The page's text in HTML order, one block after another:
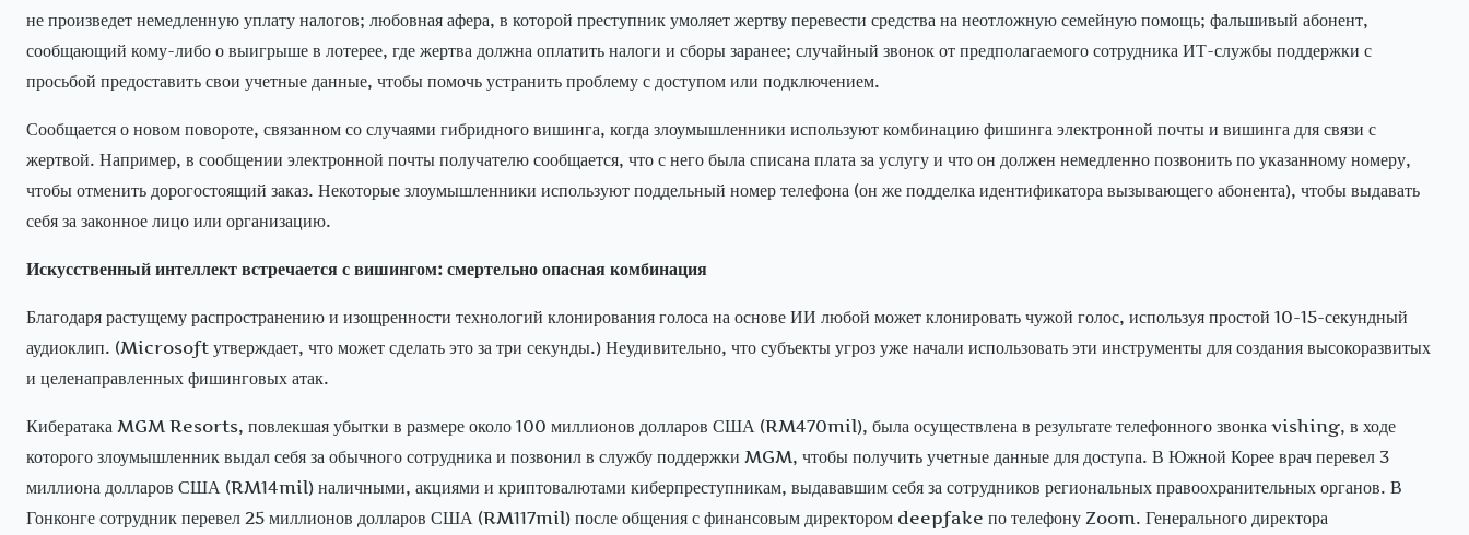
не произведет немедленную уплату налогов; любовная афера, в которой преступник умоляет жертву перевести средства на неотложную семейную помощь; фальшивый абонент,
сообщающий кому-либо о выигрыше в лотерее, где жертва должна оплатить налоги и сборы заранее; случайный звонок от предполагаемого сотрудника ИТ-службы поддержки с
просьбой предоставить свои учетные данные, чтобы помочь устранить проблему с доступом или подключением.
Сообщается о новом повороте, связанном со случаями гибридного вишинга, когда злоумышленники используют комбинацию фишинга электронной почты и вишинга для связи с
жертвой. Например, в сообщении электронной почты получателю сообщается, что с него была списана плата за услугу и что он должен немедленно позвонить по указанному номеру,
чтобы отменить дорогостоящий заказ. Некоторые злоумышленники используют поддельный номер телефона (он же подделка идентификатора вызывающего абонента), чтобы выдавать
себя за законное лицо или организацию.
Искусственный интеллект встречается с вишингом: смертельно опасная комбинация
Благодаря растущему распространению и изощренности технологий клонирования голоса на основе ИИ любой может клонировать чужой голос, используя простой 10-15-секундный
аудиоклип. (Microsoft утверждает, что может сделать это за три секунды.) Неудивительно, что субъекты угроз уже начали использовать эти инструменты для создания высокоразвитых
и целенаправленных фишинговых атак.
Кибератака MGM Resorts, повлекшая убытки в размере около 100 миллионов долларов США (RM470mil), была осуществлена в результате телефонного звонка vishing, в ходе
которого злоумышленник выдал себя за обычного сотрудника и позвонил в службу поддержки MGM, чтобы получить учетные данные для доступа. В Южной Корее врач перевел 3
миллиона долларов США (RM14mil) наличными, акциями и криптовалютами киберпреступникам, выдававшим себя за сотрудников региональных правоохранительных органов. В
Гонконге сотрудник перевел 25 миллионов долларов США (RM117mil) после общения с финансовым директором deepfake по телефону Zoom. Генерального директора